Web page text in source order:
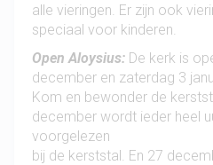
alle vieringen. Er zijn ook
speciaal voor kinderen.
Open Aloysius: De kerk is
december en zaterdag 3
Kom en bewonder de
december wordt ieder heel
voorgelezen
bij de kerststal. En 27